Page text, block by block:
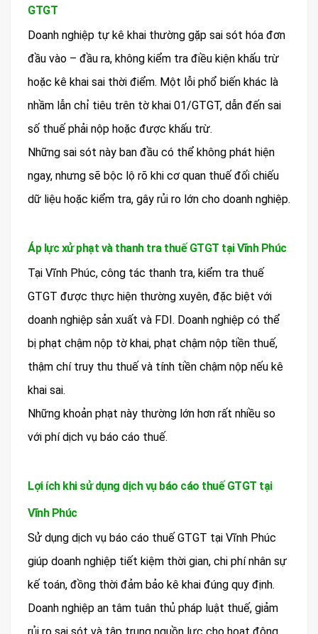
GTGT
Doanh nghiệp tự kê khai thường gặp sai sót hóa đơn
đầu vào – đầu ra, không kiểm tra điều kiện khấu trừ
hoặc kê khai sai thời điểm. Một lỗi phổ biến khác là
nhầm lẫn chỉ tiêu trên tờ khai 01/GTGT, dẫn đến sai
số thuế phải nộp hoặc được khấu trừ.
Những sai sót này ban đầu có thể không phát hiện
ngay, nhưng sẽ bộc lộ rõ khi cơ quan thuế đối chiếu
dữ liệu hoặc kiểm tra, gây rủi ro lớn cho doanh nghiệp.
Áp lực xử phạt và thanh tra thuế GTGT tại Vĩnh Phúc
Tại Vĩnh Phúc, công tác thanh tra, kiểm tra thuế
GTGT được thực hiện thường xuyên, đặc biệt với
doanh nghiệp sản xuất và FDI. Doanh nghiệp có thể
bị phạt chậm nộp tờ khai, phạt chậm nộp tiền thuế,
thậm chí truy thu thuế và tính tiền chậm nộp nếu kê
khai sai.
Những khoản phạt này thường lớn hơn rất nhiều so
với phí dịch vụ báo cáo thuế.
Lợi ích khi sử dụng dịch vụ báo cáo thuế GTGT tại
Vĩnh Phúc
Sử dụng dịch vụ báo cáo thuế GTGT tại Vĩnh Phúc
giúp doanh nghiệp tiết kiệm thời gian, chi phí nhân sự
kế toán, đồng thời đảm bảo kê khai đúng quy định.
Doanh nghiệp an tâm tuân thủ pháp luật thuế, giảm